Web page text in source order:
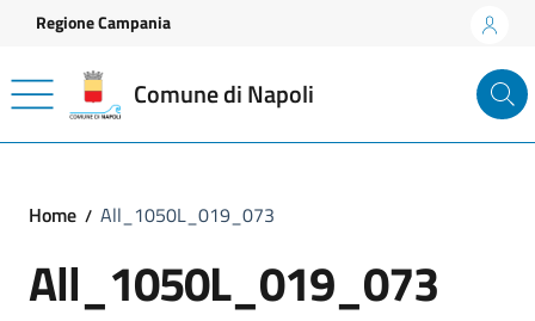
Vai ai contenuti
Vai al footer
Regione Campania
Comune di Napoli
Home All_1050L_019_073
All_1050L_019_073